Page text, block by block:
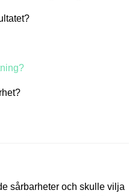
sårbarheter och skulle vilja